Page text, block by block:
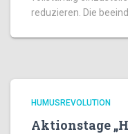
reduzieren. Die
HUMUSREVOLUTION
Aktionstage